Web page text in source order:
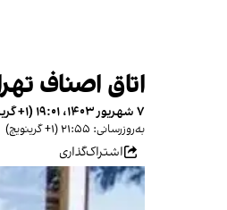
اتاق اصناف
۷ شهریور ۱۴۰۳، ۱۹:۰۱ (‎+۱ گرینویچ)
به‌روزرسانی: ۲۱:۵۵ (‎+۱ گرینویچ)
اشتراک‌گذاری